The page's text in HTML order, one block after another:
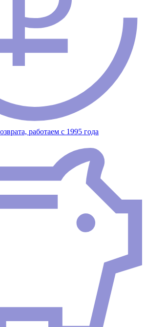
работаем с 1995 года